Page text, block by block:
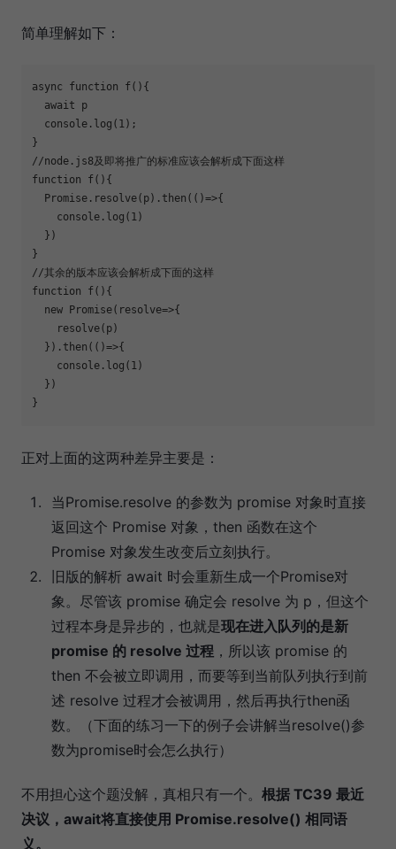
简单理解如下：
async function f ( ) {
await p
console .log( 1 );
//node.js8及即将推广的标准应该会解析成下面这样
function
f ( ) {
Promise .resolve(p).then( ()=>{
console .log( 1 )
  })
//其余的版本应该会解析成下面的这样
function
f ( ) {
new Promise( resolve=>{
    resolve(p)
  }).then(
()=>{
console .log( 1 )
  })
正对上面的这两种差异主要是：
当Promise.resolve 的参数为 promise 对象时直接
返回这个 Promise 对象，then 函数在这个
Promise 对象发生改变后立刻执行。
旧版的解析 await 时会重新生成一个Promise对
象。尽管该 promise 确定会 resolve 为 p，但这个
过程本身是异步的，也就是现在进入队列的是新
promise 的 resolve 过程 ，所以该 promise 的
then 不会被立即调用，而要等到当前队列执行到前
述 resolve 过程才会被调用，然后再执行then函
数。（下面的练习一下的例子会讲解当resolve()参
数为promise时会怎么执行）
不用担心这个题没解，真相只有一个。 根据 TC39 最近
决议，await将直接使用 Promise.resolve() 相同语
义。